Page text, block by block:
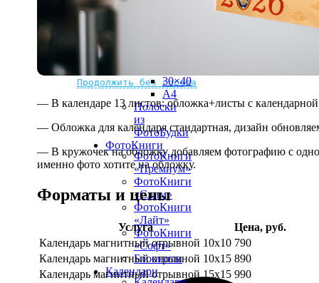
Не нашли Ваш город?
Продолжить без города
30×40
A4
Полоски
из
ФотоБудки
ФотоКниги
ФотоКниги
«Премиум»
ФотоКниги
«Слим»
ФотоКниги
«Лайт»
ФотоКниги
«Софт»
Блокноты
Календари
— В календаре 13 листов: обложка+листы с календарной
— Обложка для календаря стандартная, дизайн
— В кружочек на обложку добавляем фотографию с
именно фото хотите на обложку.
Форматы и цены
Услуга
Цена, руб.
Календарь магнитный отрывной 10x10 790
Календарь магнитный отрывной 10x15 890
Календарь магнитный отрывной 15x15 990